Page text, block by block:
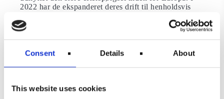
Consent Details About
This website uses cookies
2022 har de ekspanderet deres drift til henholdsvis
2019.Foruden Ryanair og Wizz Air tæller de største
lavprisflyselskaber i Europa EasyJet, Vueling,
Eurowings, Pegasus, TUI og Norwegian. Sammen
repræsenterer disse selskaber 26,3 procent af
til cirka 6.735 daglige flyvninger.
Moderne flåder er altafgørende